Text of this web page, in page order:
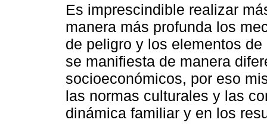
Es imprescindible realizar
manera más profunda los
de peligro y los elementos
se manifiesta de manera
socioeconómicos, por eso
las normas culturales y las
dinámica familiar y en los